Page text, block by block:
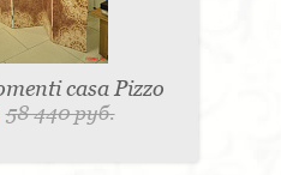
casa Pizzo
58 440 руб.